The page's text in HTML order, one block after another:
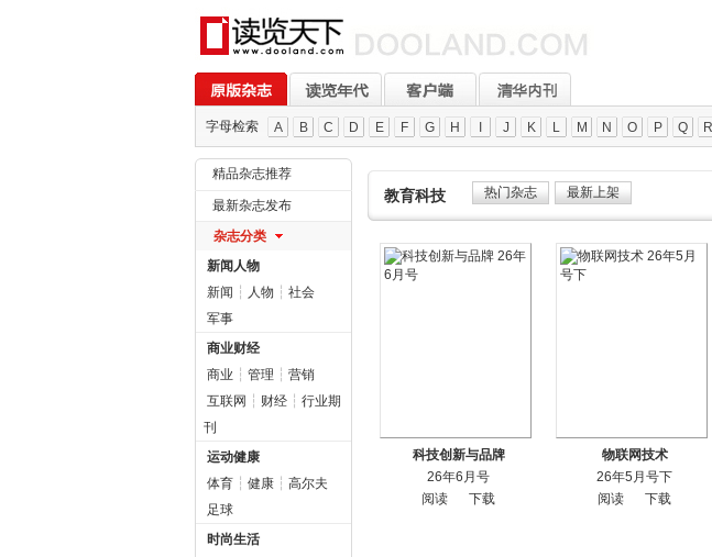
字母检索 A B C D E F G H J K L M N O P Q R
精品杂志推荐
最新杂志发布
杂志分类
新闻人物
新闻 ┆ 人物 ┆ 社会
军事
商业财经
商业 ┆ 管理 ┆ 营销
互联网 ┆ 财经 ┆ 行业期
刊
运动健康
体育 ┆ 健康 ┆ 高尔夫
足球
时尚生活
教育科技 热门杂志 最新上架
科技创新与品牌
26年6月号
阅读
下载
物联网技术
26年5月号下
阅读
下载